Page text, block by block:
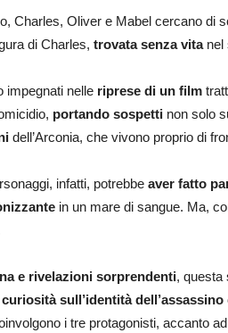
Charles, Oliver e Mabel cercano di
di Charles, trovata senza vitanel
impegnati nelle riprese di un film
portando sospetti non solo
dell’Arconia, che vivono proprio di
infatti, potrebbe aver fatto
in un mare di sangue. Ma,
e rivelazioni sorprendenti, questa
sull’identità dell’assassino
i tre protagonisti, accanto